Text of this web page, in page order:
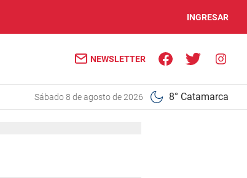
INGRESAR
NEWSLETTER
sábado 8 de agosto de 2026 8° Catamarca